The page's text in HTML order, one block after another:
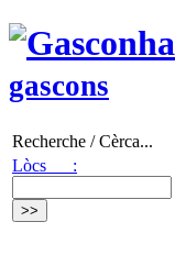
gascons
Recherche / Cèrca...
Lòcs :